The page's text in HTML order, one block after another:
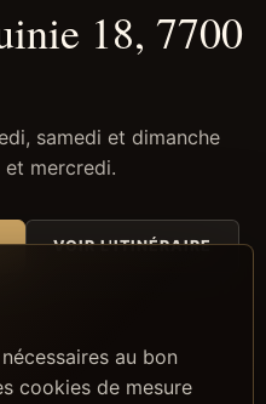
18, 7700
samedi et dimanche
et mercredi.
VOIR L'ITINÉRAIRE
au bon
cookies de mesure